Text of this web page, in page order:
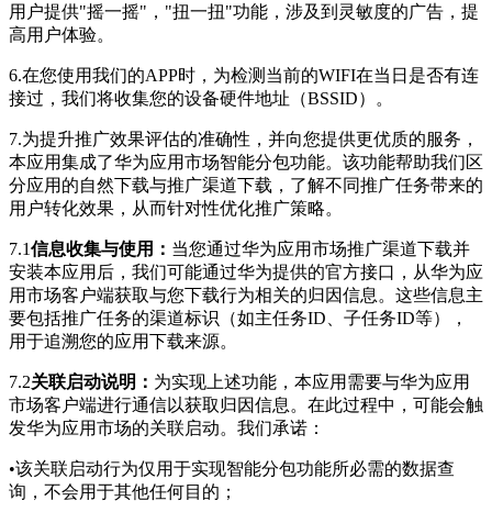
用户提供"摇一摇"，"扭一扭"功能，涉及到灵敏度的广告，提
高用户体验。
6.在您使用我们的APP时，为检测当前的WIFI在当日是否有连
接过，我们将收集您的设备硬件地址（BSSID）。
7.为提升推广效果评估的准确性，并向您提供更优质的服务，
本应用集成了华为应用市场智能分包功能。该功能帮助我们区
分应用的自然下载与推广渠道下载，了解不同推广任务带来的
用户转化效果，从而针对性优化推广策略。
7.1信息收集与使用： 当您通过华为应用市场推广渠道下载并
安装本应用后，我们可能通过华为提供的官方接口，从华为应
用市场客户端获取与您下载行为相关的归因信息。这些信息主
要包括推广任务的渠道标识（如主任务ID、子任务ID等），
用于追溯您的应用下载来源。
7.2关联启动说明： 为实现上述功能，本应用需要与华为应用
市场客户端进行通信以获取归因信息。在此过程中，可能会触
发华为应用市场的关联启动。我们承诺：
•该关联启动行为仅用于实现智能分包功能所必需的数据查
询，不会用于其他任何目的；